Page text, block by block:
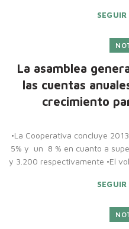
La asamblea
las cuentas
crecimiento
•La Cooperativa concluye
5% y un 8 % en cuanto a
y 3.200 respectivamente •El